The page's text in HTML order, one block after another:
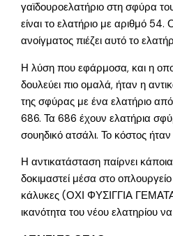
γαϊδουροελατήριο στη σφύρα
είναι το ελατήριο με αριθμό 54.
ανοίγματος πιέζει αυτό το
Η λύση που εφάρμοσα, και η
δουλεύει πιο ομαλά, ήταν η
της σφύρας με ένα ελατήριο
686. Τα 686 έχουν ελατήρια
σουηδικό ατσάλι. Το κόστος
Η αντικατάσταση παίρνει
δοκιμαστεί μέσα στο
κάλυκες (ΟΧΙ ΦΥΣΙΓΓΙΑ
ικανότητα του νέου ελατηρίου